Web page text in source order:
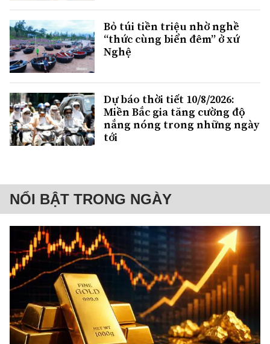
Bỏ túi tiền triệu nhờ nghề
“thức cùng biển đêm” ở xứ
Nghệ
Dự báo thời tiết 10/8/2026:
Miền Bắc gia tăng cường độ
nắng nóng trong những ngày
tới
NỔI BẬT TRONG NGÀY